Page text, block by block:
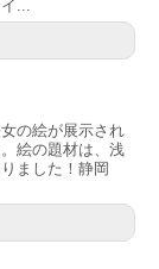
...
の絵が展示され
絵の題材は、浅
ました！静岡